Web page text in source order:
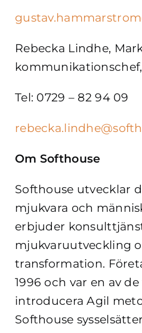
Rebecka Lindhe,
Tel: 0729 – 82 94 09
Om Softhouse
Softhouse utvecklar
mjukvara och
erbjuder
mjukvaruutveckling
transformation.
1996 och var en av
introducera Agil
Softhouse